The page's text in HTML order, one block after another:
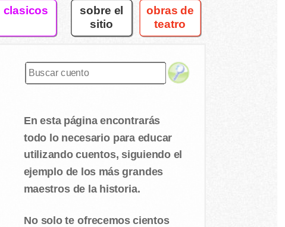
clasicos
sobre el
sitio
obras de
teatro
En esta página encontrarás
todo lo necesario para educar
utilizando cuentos, siguiendo el
ejemplo de los más grandes
maestros de la historia.
No solo te ofrecemos cientos